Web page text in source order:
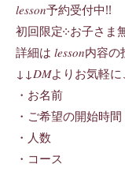
𝑙𝑒𝑠𝑠𝑜𝑛予約受付中!!
初回限定༶お子さま
詳細は 𝑙𝑒𝑠𝑠𝑜𝑛内容
↓↓𝐷𝑀よりお気軽
・お名前
・ご希望の開始時間
・人数
・コース